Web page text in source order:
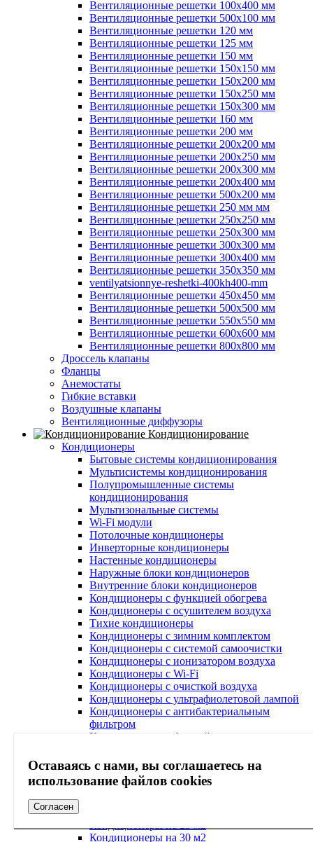
Оставаясь с нами, вы соглашаетесь на
использование файлов cookies
Согласен
Вентиляционные решетки 100х400 мм
Вентиляционные решетки 500х100 мм
Вентиляционные решетки 120 мм
Вентиляционные решетки 125 мм
Вентиляционные решетки 150 мм
Вентиляционные решетки 150х150 мм
Вентиляционные решетки 150х200 мм
Вентиляционные решетки 150х250 мм
Вентиляционные решетки 150х300 мм
Вентиляционные решетки 160 мм
Вентиляционные решетки 200 мм
Вентиляционные решетки 200х200 мм
Вентиляционные решетки 200х250 мм
Вентиляционные решетки 200х300 мм
Вентиляционные решетки 200х400 мм
Вентиляционные решетки 500х200 мм
Вентиляционные решетки 250 мм мм
Вентиляционные решетки 250х250 мм
Вентиляционные решетки 250х300 мм
Вентиляционные решетки 300х300 мм
Вентиляционные решетки 300х400 мм
Вентиляционные решетки 350х350 мм
ventilyatsionnye-reshetki-400kh400-mm
Вентиляционные решетки 450х450 мм
Вентиляционные решетки 500х500 мм
Вентиляционные решетки 550х550 мм
Вентиляционные решетки 600х600 мм
Вентиляционные решетки 800х800 мм
Дроссель клапаны
Фланцы
Анемостаты
Гибкие вставки
Воздушные клапаны
Вентиляционные диффузоры
Кондиционирование
Кондиционеры
Бытовые системы кондиционирования
Мультисистемы кондиционирования
Полупромышленные системы
кондиционирования
Мультизональные системы
Wi-Fi модули
Потолочные кондиционеры
Инверторные кондиционеры
Настенные кондиционеры
Наружные блоки кондиционеров
Внутренние блоки кондиционеров
Кондиционеры с функцией обогрева
Кондиционеры с осушителем воздуха
Тихие кондиционеры
Кондиционеры с зимним комплектом
Кондиционеры с системой самоочистки
Кондиционеры с ионизатором воздуха
Кондиционеры с Wi-Fi
Кондиционеры с очисткой воздуха
Кондиционеры с ультрафиолетовой лампой
Кондиционеры с антибактериальным
фильтром
Кондиционеры с Алисой
Напольно потолочные кондиционеры
Кондиционеры по акции
Мультизональные VRF-VRV системы
Кондиционеры на 30 м2